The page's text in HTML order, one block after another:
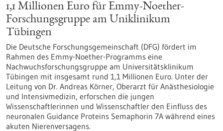
1,1 Millionen Euro für Emmy-Noether-
Forschungsgruppe am Uniklinikum
Tübingen
Die Deutsche Forschungsgemeinschaft (DFG) fördert im
Rahmen des Emmy-Noether-Programms eine
Nachwuchsforschungsgruppe am Universitätsklinikum
Tübingen mit insgesamt rund 1,1 Millionen Euro. Unter der
Leitung von Dr. Andreas Körner, Oberarzt für Anästhesiologie
und Intensivmedizin, erforschen die jungen
Wissenschaftlerinnen und Wissenschaftler den Einfluss des
neuronalen Guidance Proteins Semaphorin 7A während eines
akuten Nierenversagens.